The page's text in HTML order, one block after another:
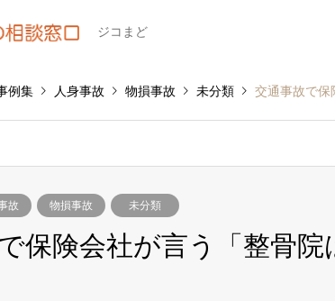
ジコまど
例集 人身事故 物損事故 未分類 交通事故で保
故 物損事故 未分類
保険会社が言う「整骨